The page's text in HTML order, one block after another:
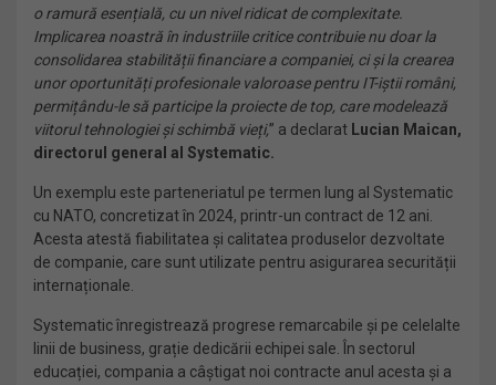
o ramură esențială, cu un nivel ridicat de complexitate.
Implicarea noastră în industriile critice contribuie nu doar la
consolidarea stabilității financiare a companiei, ci și la crearea
unor oportunități profesionale valoroase pentru IT-iștii români,
permițându-le să participe la proiecte de top, care modelează
viitorul tehnologiei și schimbă vieți,” a declarat Lucian Maican,
directorul general al Systematic.
Un exemplu este parteneriatul pe termen lung al Systematic
cu NATO, concretizat în 2024, printr-un contract de 12 ani.
Acesta atestă fiabilitatea și calitatea produselor dezvoltate
de companie, care sunt utilizate pentru asigurarea securității
internaționale.
Systematic înregistrează progrese remarcabile și pe celelalte
linii de business, grație dedicării echipei sale. În sectorul
educației, compania a câștigat noi contracte anul acesta și a